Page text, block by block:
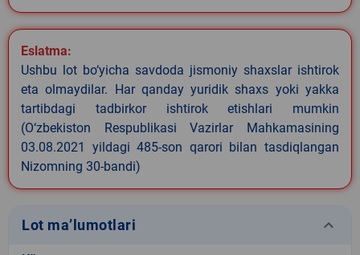
Eslatma:
Ushbu lot bo‘yicha savdoda jismoniy shaxslar ishtirok
eta olmaydilar. Har qanday yuridik shaxs yoki yakka
tartibdagi tadbirkor ishtirok etishlari mumkin
(O‘zbekiston Respublikasi Vazirlar Mahkamasining
03.08.2021 yildagi 485-son qarori bilan tasdiqlangan
Nizomning 30-bandi)
Lot ma’lumotlari keyboard_arrow_down